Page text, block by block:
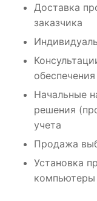
Доставка
заказчика
Начальные
решения
учета
Продажа
Установка
компьютеры